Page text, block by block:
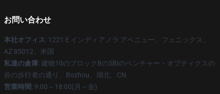
お問い合わせ
本社オフィス: 1221 E インディアノラ アベニュー、フェニックス、
AZ 85012、米国
私達の倉庫: 建物10のブロックBのSBIのベンチャー・オプティクスの
谷の歩行者の通り、Bozhou、湖北、CN
営業時間: 9:00～18:00(月～金)